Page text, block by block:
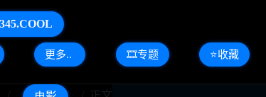
345.COOL
更多.. 🎞️专题 ⭐️收藏